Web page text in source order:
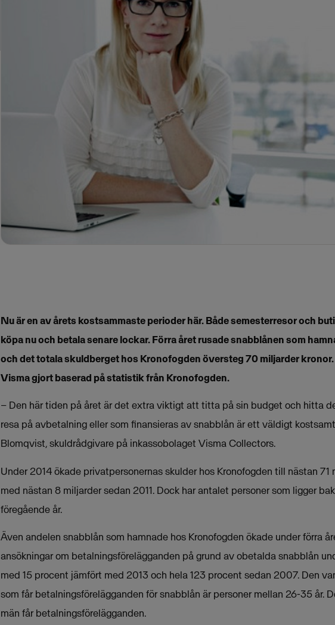
Nu är en av årets kostsammaste perioder här. Både semesterresor och
köpa nu och betala senare lockar. Förra året rusade snabblånen som
och det totala skuldberget hos Kronofogden översteg 70 miljarder
Visma gjort baserad på statistik från Kronofogden.
– Den här tiden på året är det extra viktigt att titta på sin budget och hitta
resa på avbetalning eller som finansieras av snabblån är ett väldigt
Blomqvist, skuldrådgivare på inkassobolaget Visma Collectors.
Under 2014 ökade privatpersonernas skulder hos Kronofogden till nästan 71
med nästan 8 miljarder sedan 2011. Dock har antalet personer som ligger
föregående år.
Även andelen snabblån som hamnade hos Kronofogden ökade under förra
ansökningar om betalningsförelägganden på grund av obetalda snabblån
med 15 procent jämfört med 2013 och hela 123 procent sedan 2007. Den
som får betalningsförelägganden för snabblån är personer mellan 26-35 år.
män får betalningsförelägganden.